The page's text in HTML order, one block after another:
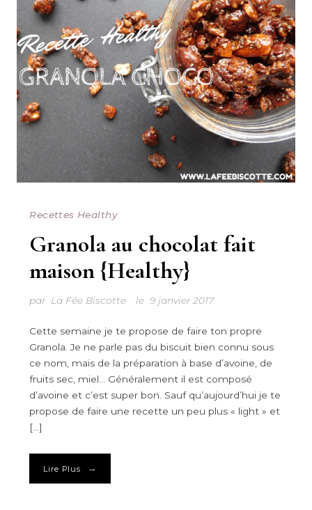
Recettes Healthy
Granola au chocolat fait
maison {Healthy}
par La Fée Biscotte le 9 janvier 2017
Cette semaine je te propose de faire ton propre
Granola. Je ne parle pas du biscuit bien connu sous
ce nom, mais de la préparation à base d’avoine, de
fruits sec, miel… Généralement il est composé
d’avoine et c’est super bon. Sauf qu’aujourd’hui je te
propose de faire une recette un peu plus « light » et
[…]
Lire Plus →